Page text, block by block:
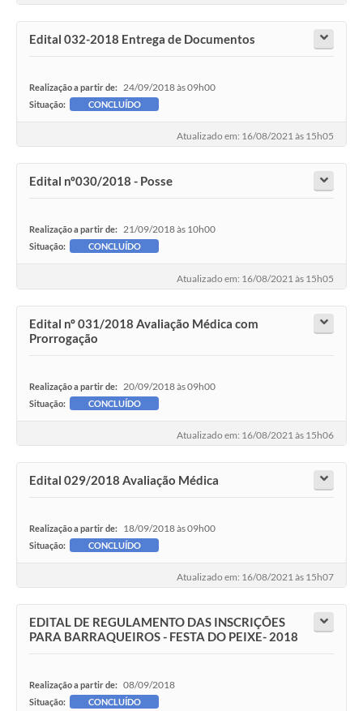
Edital 032-2018 Entrega de Documentos
Realização a partir de: 24/09/2018 às 09h00
Situação: CONCLUÍDO
Atualizado em: 16/08/2021 às 15h05
Edital nº030/2018 - Posse
Realização a partir de: 21/09/2018 às 10h00
Situação: CONCLUÍDO
Atualizado em: 16/08/2021 às 15h05
Edital nº 031/2018 Avaliação Médica com
Prorrogação
Realização a partir de: 20/09/2018 às 09h00
Situação: CONCLUÍDO
Atualizado em: 16/08/2021 às 15h06
Edital 029/2018 Avaliação Médica
Realização a partir de: 18/09/2018 às 09h00
Situação: CONCLUÍDO
Atualizado em: 16/08/2021 às 15h07
EDITAL DE REGULAMENTO DAS INSCRIÇÕES
PARA BARRAQUEIROS - FESTA DO PEIXE- 2018
Realização a partir de: 08/09/2018
Situação: CONCLUÍDO